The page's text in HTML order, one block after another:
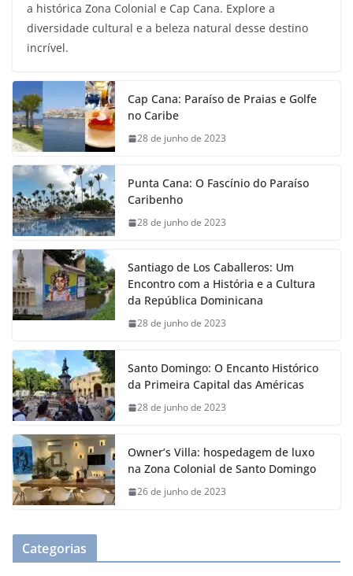
a histórica Zona Colonial e Cap Cana. Explore a
diversidade cultural e a beleza natural desse destino
incrível.
Cap Cana: Paraíso de Praias e Golfe
no Caribe
28 de junho de 2023
Punta Cana: O Fascínio do Paraíso
Caribenho
28 de junho de 2023
Santiago de Los Caballeros: Um
Encontro com a História e a Cultura
da República Dominicana
28 de junho de 2023
Santo Domingo: O Encanto Histórico
da Primeira Capital das Américas
28 de junho de 2023
Owner’s Villa: hospedagem de luxo
na Zona Colonial de Santo Domingo
26 de junho de 2023
Categorias